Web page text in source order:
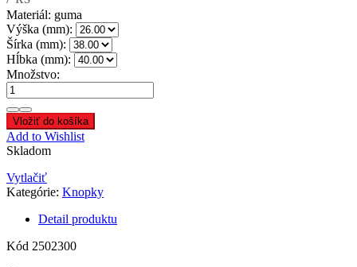
Materiál: guma
Výška (mm):
Šírka (mm):
Hĺbka (mm):
Množstvo:
Vložiť do košíka
Add to Wishlist
Skladom
Vytlačiť
Kategórie: Knopky
Detail produktu
Kód 2502300